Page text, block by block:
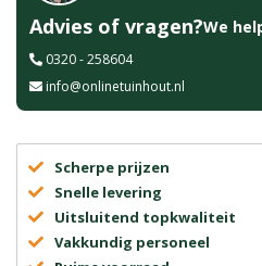
Advies of vragen?We
0320 - 258604
info@onlinetuinhout.nl
Scherpe prijzen
Snelle levering
Uitsluitend topkwaliteit
Vakkundig personeel